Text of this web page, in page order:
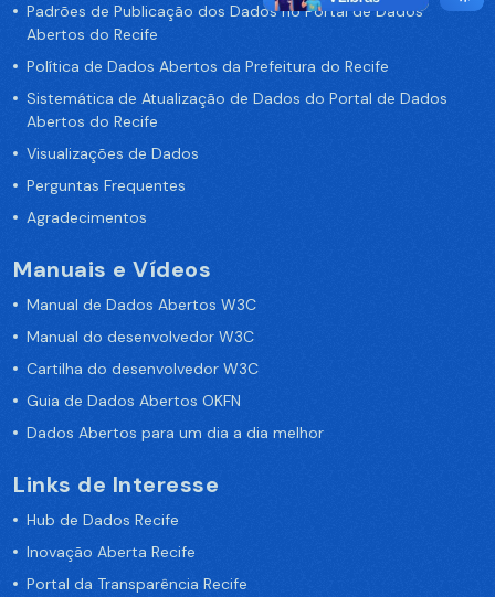
Padrões de Publicação dos Dados no Portal de Dados
Abertos do Recife
Política de Dados Abertos da Prefeitura do Recife
Sistemática de Atualização de Dados do Portal de Dados
Abertos do Recife
Visualizações de Dados
Perguntas Frequentes
Agradecimentos
Manuais e Vídeos
Manual de Dados Abertos W3C
Manual do desenvolvedor W3C
Cartilha do desenvolvedor W3C
Guia de Dados Abertos OKFN
Dados Abertos para um dia a dia melhor
Links de Interesse
Hub de Dados Recife
Inovação Aberta Recife
Portal da Transparência Recife